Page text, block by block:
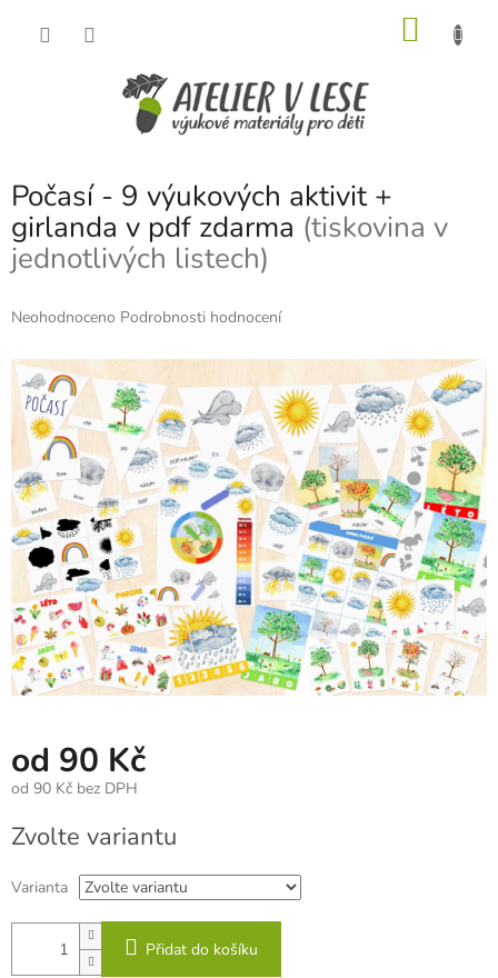
Počasí - 9 výukových aktivit +
girlanda v pdf zdarma (tiskovina v
jednotlivých listech)
Průměrné
produktu
je
0,0
5
hvězdiček.
Neohodnoceno Podrobnosti hodnocení
od 90 Kč
od 90 Kč bez DPH
cena:
Zvolte variantu
Varianta
Přidat do košíku